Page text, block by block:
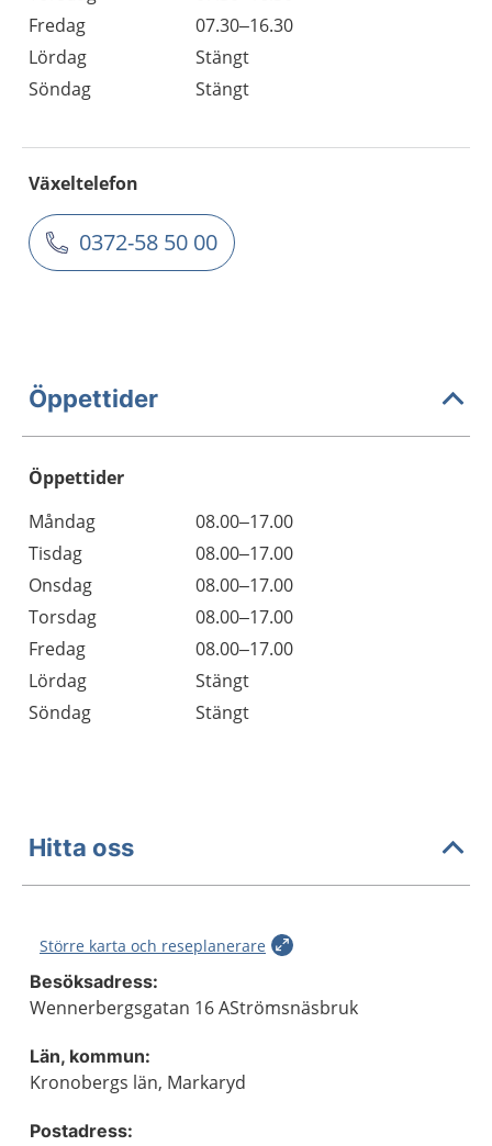
Fredag
07.30–16.30
Lördag
Stängt
Söndag
Stängt
Växeltelefon
0372-58 50 00
Öppettider
Öppettider
Dag
Öppettider
Kommentarer
Måndag
08.00–17.00
Tisdag
08.00–17.00
Onsdag
08.00–17.00
Torsdag
08.00–17.00
Fredag
08.00–17.00
Lördag
Stängt
Söndag
Stängt
Hitta oss
Större karta och reseplanerare
Besöksadress:
Wennerbergsgatan 16 AStrömsnäsbruk
Län, kommun:
Kronobergs län, Markaryd
Postadress: